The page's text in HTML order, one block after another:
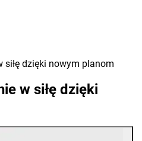
siłę dzięki nowym planom
w siłę dzięki